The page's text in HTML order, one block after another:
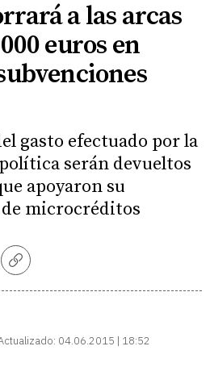
a las arcas
euros en
gasto efectuado por la
serán devueltos
apoyaron su
microcréditos
Copiar
04.06.2015 | 18:52